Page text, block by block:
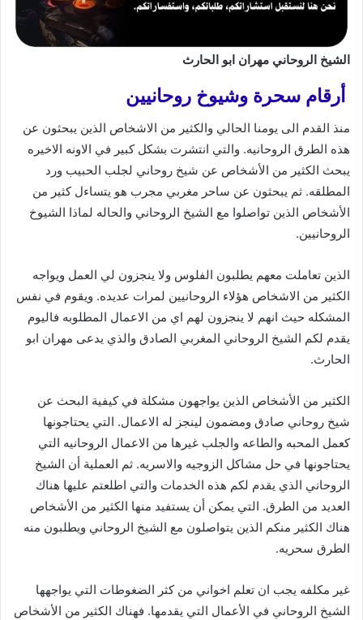
الشيخ الروحاني مهران ابو الحارث
أرقام سحرة وشيوخ روحانيين
منذ القدم الى يومنا الحالي والكثير من الاشخاص الذين يبحثون عن
هذه الطرق الروحانيه. والتي انتشرت بشكل كبير في الاونه الاخيره
يبحث الكثير من الأشخاص عن شيخ روحاني لجلب الحبيب ورد
المطلقه. ثم يبحثون عن ساحر مغربي مجرب هو يتساءل كثير من
الأشخاص الذين تواصلوا مع الشيخ الروحاني والحاله لماذا الشيوخ
الروحانيين.
الذين تعاملت معهم يطلبون الفلوس ولا ينجزون لي العمل ويواجه
الكثير من الاشخاص هؤلاء الروحانيين لمرات عديده. ويقوم في نفس
المشكله حيث انهم لا ينجزون لهم اي من الاعمال المطلوبه فاليوم
يقدم لكم الشيخ الروحاني المغربي الصادق والذي يدعى مهران ابو
الحارث.
الكثير من الأشخاص الذين يواجهون مشكلة في كيفية البحث عن
شيخ روحاني صادق ومضمون لينجز له الاعمال. التي يحتاجونها
كعمل المحبه والطاعه والجلب غيرها من الاعمال الروحانيه التي
يحتاجونها في حل مشاكل الزوجيه والاسريه. ثم العملية أن الشيخ
الروحاني الذي يقدم لكم هذه الخدمات والتي اطلعتم عليها هناك
العديد من الطرق. التي يمكن أن يستفيد منها الكثير من الأشخاص
هناك الكثير منكم الذين يتواصلون مع الشيخ الروحاني ويطلبون منه
الطرق سحريه.
غير مكلفه يجب ان تعلم اخواني من كثر الضغوطات التي يواجهها
الشيخ الروحاني في الأعمال التي يقدمها. فهناك الكثير من الأشخاص